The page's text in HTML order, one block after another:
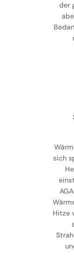
der
sich
Hitze